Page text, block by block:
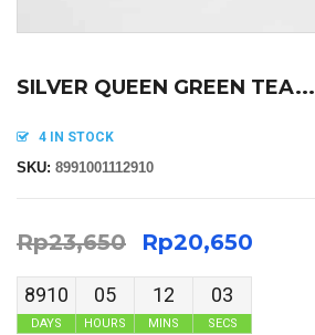
SILVER QUEEN GREEN TEA...
4 IN STOCK
SKU: 8991001112910
Rp23,650 Rp20,650
8910
DAYS
05
HOURS
12
MINS
03
SECS